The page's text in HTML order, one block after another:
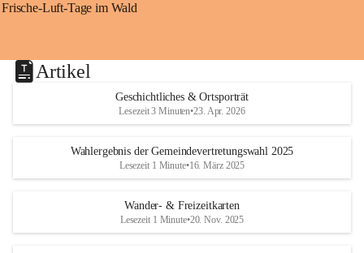
Frische-Luft-Tage im Wald
Artikel
Geschichtliches & Ortsporträt
Lesezeit 3 Minuten•23. Apr. 2026
Wahlergebnis der Gemeindevertretungswahl 2025
Lesezeit 1 Minute•16. März 2025
Wander- & Freizeitkarten
Lesezeit 1 Minute•20. Nov. 2025